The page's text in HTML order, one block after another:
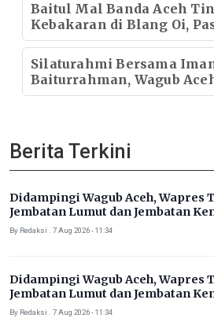
Baitul Mal Banda Aceh
Kebakaran di Blang Oi,
Mendapat Dukungan
Silaturahmi Bersama
Baiturrahman, Wagub
Sinergi dengan Ulama
Berita Terkini
Didampingi Wagub Aceh, Wapres
Jembatan Lumut dan Jembatan
By Redaksi . 7 Aug 2026 - 11:34
Didampingi Wagub Aceh, Wapres
Jembatan Lumut dan Jembatan
By Redaksi . 7 Aug 2026 - 11:34